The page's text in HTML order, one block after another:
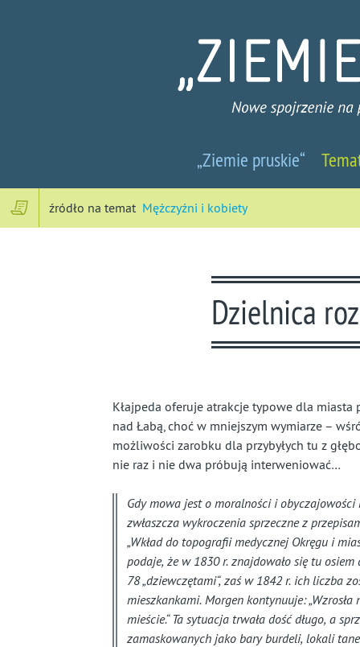
pruskie
-
spojrzenie
całkiem
zapomniany
kraj
„Ziemie pruskie“
źródło na temat Mężczyźni i kobiety
Dzielnica
Kłajpeda oferuje atrakcje typowe dla miasta
nad Łabą, choć w mniejszym wymiarze –
możliwości zarobku dla przybyłych tu z
nie raz i nie dwa próbują interweniować…
Gdy mowa jest o moralności i
zwłaszcza wykroczenia sprzeczne z
„Wkład do topografii medycznej Okręgu i
podaje, że w 1830 r. znajdowało się tu
78 „dziewczętami“, zaś w 1842 r. ich liczba
mieszkankami. Morgen kontynuuje:
mieście.“ Ta sytuacja trwała dość długo, a
zamaskowanych jako bary burdeli, lokali